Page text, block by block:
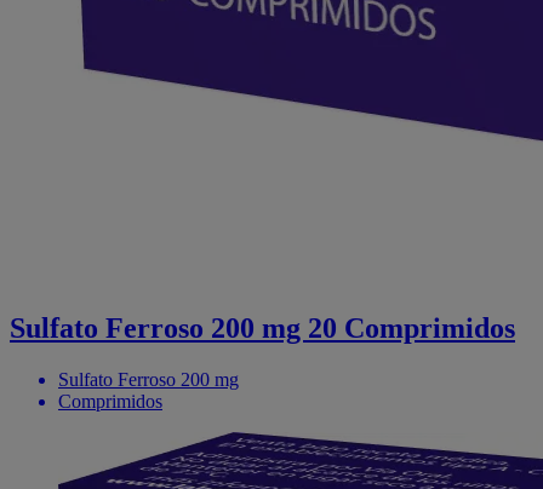
Sulfato Ferroso 200 mg 20 Comprimidos
Sulfato Ferroso 200 mg
Comprimidos